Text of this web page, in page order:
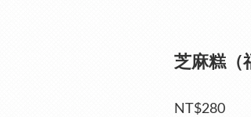
芝麻糕（
NT$280